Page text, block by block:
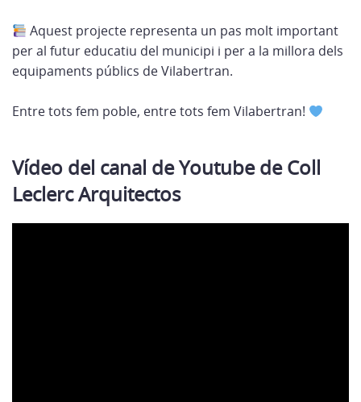
Aquest projecte representa un pas molt important
per al futur educatiu del municipi i per a la millora dels
equipaments públics de Vilabertran.
Entre tots fem poble, entre tots fem Vilabertran!
Vídeo del canal de Youtube deColl
Leclerc Arquitectos